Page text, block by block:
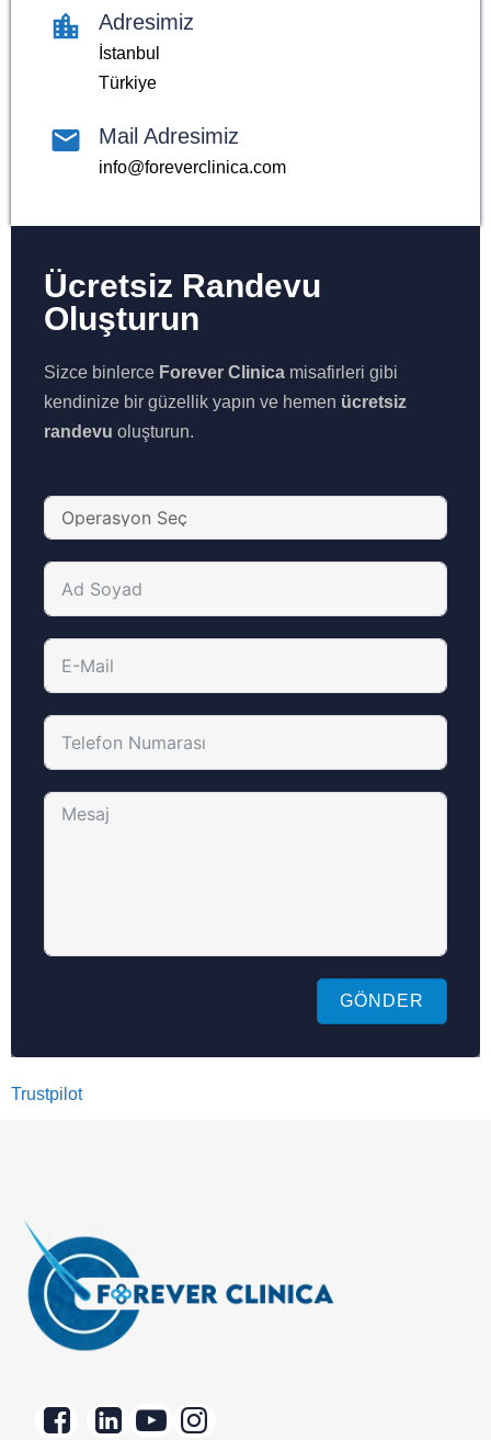
Adresimiz
İstanbul
Türkiye
Mail Adresimiz
info@foreverclinica.com
Ücretsiz Randevu
Oluşturun
Sizce binlerce Forever Clinica misafirleri gibi
kendinize bir güzellik yapın ve hemen ücretsiz
randevu oluşturun.
GÖNDER
Trustpilot